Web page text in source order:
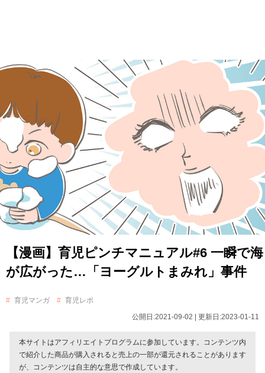
【漫画】育児ピンチマニュアル#6 一瞬で海
が広がった…「ヨーグルトまみれ」事件
育児マンガ
育児レポ
公開日:2021-09-02 | 更新日:2023-01-11
本サイトはアフィリエイトプログラムに参加しています。コンテンツ内
で紹介した商品が購入されると売上の一部が還元されることがあります
が、コンテンツは自主的な意思で作成しています。